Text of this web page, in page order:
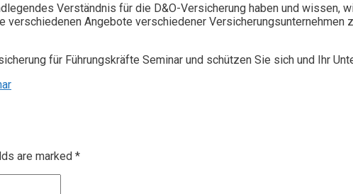
Verständnis für die D&O-Versicherung haben und wissen,
verschiedenen Angebote verschiedener
für Führungskräfte Seminar und schützen Sie sich und Ihr
are marked *